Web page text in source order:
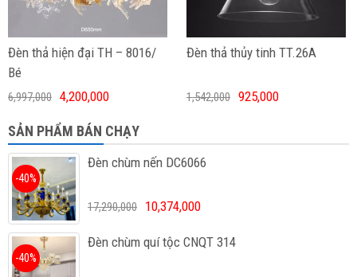
Đèn thả hiện đại TH – 8016/
Bé
6,997,000 4,200,000
Đèn thả thủy tinh TT.26A
1,542,000 925,000
SẢN PHẨM BÁN CHẠY
Đèn chùm nến DC6066
-40%
17,290,000 10,374,000
Đèn chùm quí tộc CNQT 314
-40%